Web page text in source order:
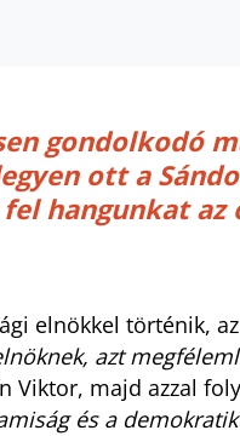
gondolkodó
ott a
hangunkat
elnökkel történik,
azt
Viktor, majd azzal
és a